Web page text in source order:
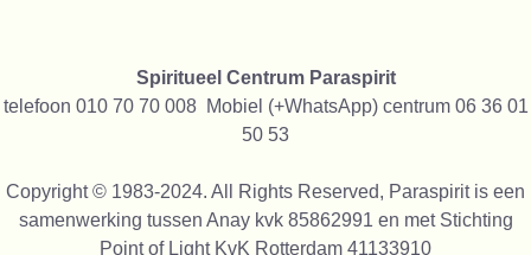
Spiritueel Centrum Paraspirit
telefoon 010 70 70 008 Mobiel (+WhatsApp) centrum 06 36 01
50 53
Copyright © 1983-2024. All Rights Reserved, Paraspirit is een
samenwerking tussen Anay kvk 85862991 en met Stichting
Point of Light KvK Rotterdam 41133910